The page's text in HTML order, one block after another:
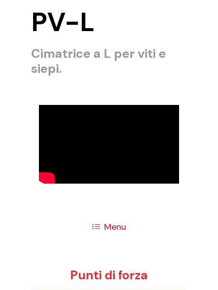
PV-L
Cimatrice a L per viti e
siepi.
Menu
Punti di forza